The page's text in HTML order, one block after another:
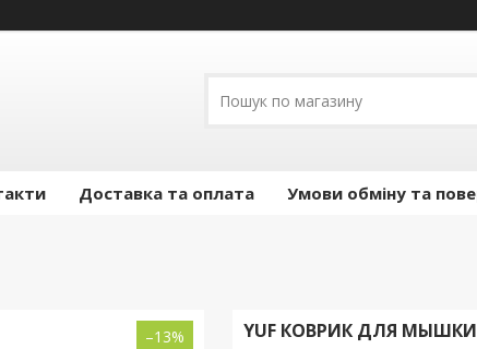
Доставка та оплата Умови обміну та
–13% YUF КОВРИК ДЛЯ МЫШКИ